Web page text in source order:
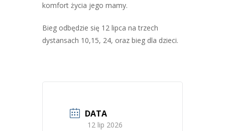
komfort życia jego mamy.
Bieg odbędzie się 12 lipca na trzech
dystansach 10,15, 24, oraz bieg dla dzieci.
DATA
12 lip 2026